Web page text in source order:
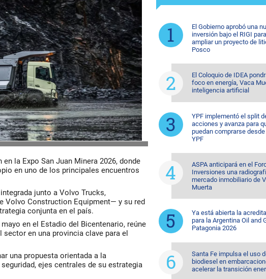
la Expo San Juan Minera 2026, donde
en uno de los principales encuentros
junto a Volvo Trucks,
Volvo Construction Equipment— y su red
conjunta en el país.
en el Estadio del Bicentenario, reúne
en una provincia clave para el
una propuesta orientada a la
ejes centrales de su estrategia
El Gobierno aprobó una
inversión bajo el RIGI para
ampliar un proyecto de
Posco
El Coloquio de IDEA
foco en energía, Vaca
inteligencia artificial
YPF implementó el split
acciones y avanza para
puedan comprarse desde
YPF
ASPA anticipará en el
Inversiones una
mercado inmobiliario de
Muerta
Ya está abierta la
para la Argentina Oil and
Patagonia 2026
Santa Fe impulsa el uso
biodiesel en
acelerar la transición